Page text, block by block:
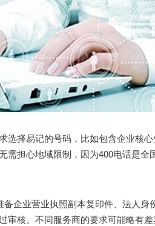
择易记的号码，比如包含企业核心
需担心地域限制，因为400电话是全
业营业执照副本复印件、法人身
审核。不同服务商的要求可能略有